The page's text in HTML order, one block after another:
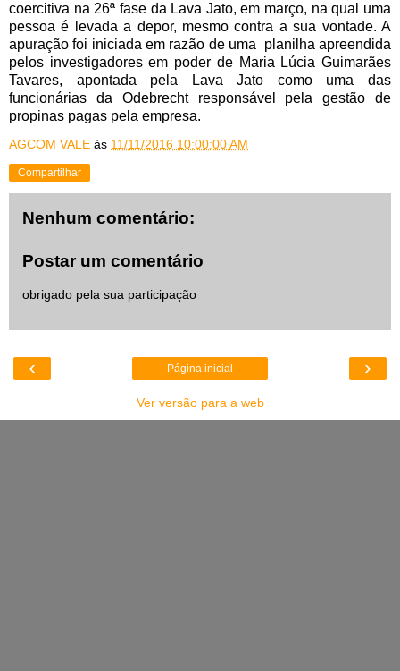
coercitiva na 26ª fase da Lava Jato, em março, na qual uma
pessoa é levada a depor, mesmo contra a sua vontade. A
apuração foi iniciada em razão de uma planilha apreendida
pelos investigadores em poder de Maria Lúcia Guimarães
Tavares, apontada pela Lava Jato como uma das
funcionárias da Odebrecht responsável pela gestão de
propinas pagas pela empresa.
AGCOM VALE às 11/11/2016 10:00:00 AM
Compartilhar
Nenhum comentário:
Postar um comentário
obrigado pela sua participação
‹ ›
Página inicial
Ver versão para a web